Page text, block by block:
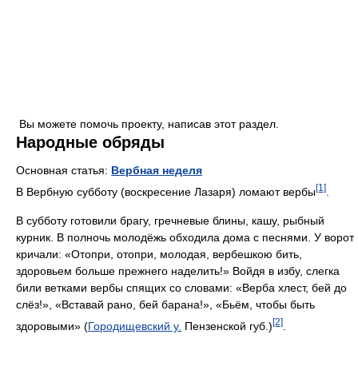
Вы можете помочь проекту, написав этот раздел.
Народные обряды
Основная статья: Вербная неделя
В Вербную субботу (воскресение Лазаря) ломают вербы[1]
В субботу готовили брагу, гречневые блины, кашу, рыбный
курник. В полночь молодёжь обходила дома с песнями. У ворот
кричали: «Отопри, отопри, молодая, вербешкою бить,
здоровьем больше прежнего наделить!» Войдя в избу, слегка
били ветками вербы спящих со словами: «Верба хлест, бей до
слёз!», «Вставай рано, бей барана!», «Бьём, чтобы быть
здоровыми» (Городищевский у. Пензенской губ.)[2]